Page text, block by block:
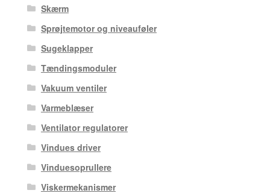
Skærm
Sprøjtemotor og niveauføler
Sugeklapper
Tændingsmoduler
Vakuum ventiler
Varmeblæser
Ventilator regulatorer
Vindues driver
Vinduesoprullere
Viskermekanismer